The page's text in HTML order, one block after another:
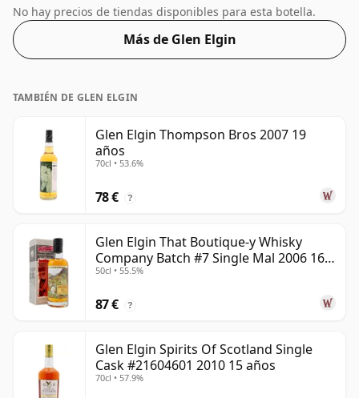
del 41,8%, que se sitúa en el extremo inferior de la
escala de los whiskies. Aunque hoy en día muchos
consumidores presionan a los productores para que
algunos whiskies finos de menor graduación.
No hay precios de tiendas disponibles para esta botella.
Más de Glen Elgin
TAMBIÉN DE GLEN ELGIN
Glen Elgin Thompson Bros 2007 19
años
70cl • 53.6%
78 € ?
Glen Elgin That Boutique-y Whisky
Company Batch #7 Single Mal 2006 16
años
50cl • 55.5%
87 € ?
Glen Elgin Spirits Of Scotland Single
Cask #21604601 2010 15 años
70cl • 57.9%